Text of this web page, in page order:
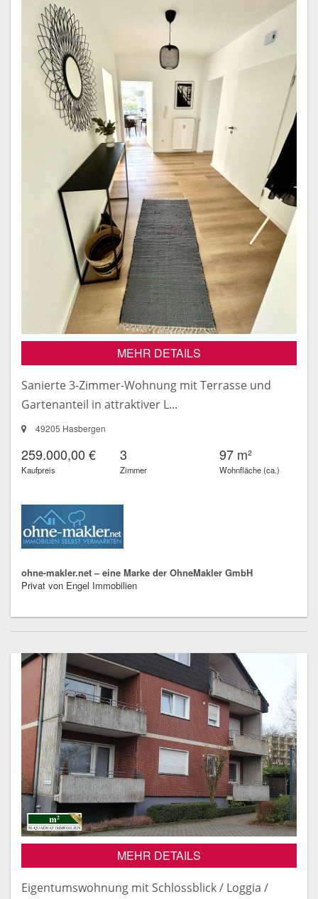
MEHR DETAILS
Sanierte 3-Zimmer-Wohnung mit Terrasse und
Gartenanteil in attraktiver L...
49205 Hasbergen
259.000,00 €
Kaufpreis
3
Zimmer
97 m²
Wohnfläche (ca.)
ohne-makler.net – eine Marke der OhneMakler GmbH
Privat von Engel Immobilien
MEHR DETAILS
Eigentumswohnung mit Schlossblick / Loggia /